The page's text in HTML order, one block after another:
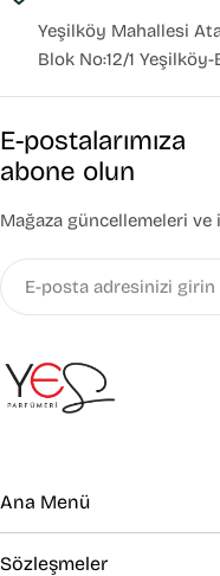
Yeşilköy Mahallesi
Blok No:12/1
Ana Menü
Sözleşmeler
E-postalarımıza
abone olun
Mağaza güncellemeleri
E-
posta